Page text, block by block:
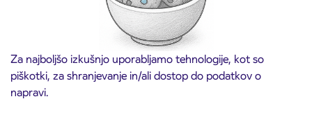
Za najboljšo izkušnjo uporabljamo tehnologije, kot so
piškotki, za shranjevanje in/ali dostop do podatkov o
napravi.
Predprodaja dijaških subvencioniranih IJPP
vozovnic za šolsko leto 2026/2027 se začne
21. avgusta
Kranj
Preberite objavo